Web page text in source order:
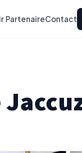
PartenaireContact